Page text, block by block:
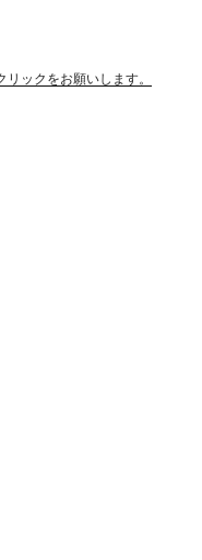
ックをお願いします。